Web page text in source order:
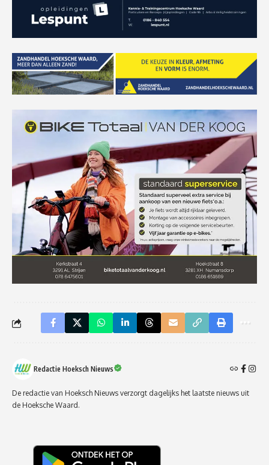
Redactie Hoeksch Nieuws
De redactie van Hoeksch Nieuws verzorgt dagelijks het laatste nieuws uit
de Hoeksche Waard.